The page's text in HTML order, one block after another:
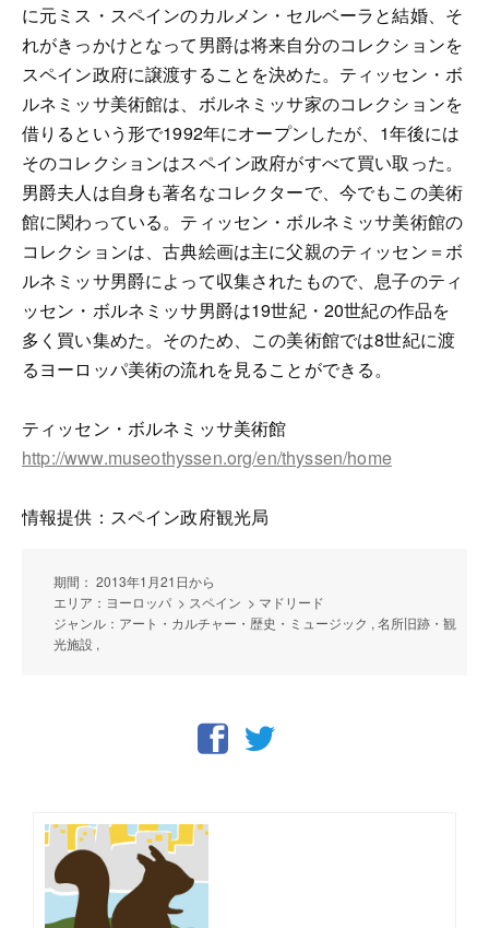
に元ミス・スペインのカルメン・セルベーラと結婚、そ
れがきっかけとなって男爵は将来自分のコレクションを
スペイン政府に譲渡することを決めた。ティッセン・ボ
ルネミッサ美術館は、ボルネミッサ家のコレクションを
借りるという形で1992年にオープンしたが、1年後には
そのコレクションはスペイン政府がすべて買い取った。
男爵夫人は自身も著名なコレクターで、今でもこの美術
館に関わっている。ティッセン・ボルネミッサ美術館の
コレクションは、古典絵画は主に父親のティッセン＝ボ
ルネミッサ男爵によって収集されたもので、息子のティ
ッセン・ボルネミッサ男爵は19世紀・20世紀の作品を
多く買い集めた。そのため、この美術館では8世紀に渡
るヨーロッパ美術の流れを見ることができる。
ティッセン・ボルネミッサ美術館
http://www.museothyssen.org/en/thyssen/home
情報提供：スペイン政府観光局
期間： 2013年1月21日から
エリア：ヨーロッパ > スペイン > マドリード
ジャンル：アート・カルチャー・歴史・ミュージック , 名所旧跡・観
光施設 ,